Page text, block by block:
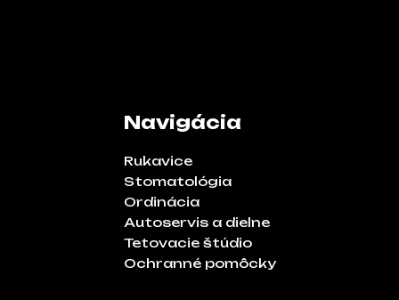
Navigácia
Rukavice
Stomatológia
Ordinácia
Autoservis a dielne
Tetovacie štúdio
Ochranné pomôcky